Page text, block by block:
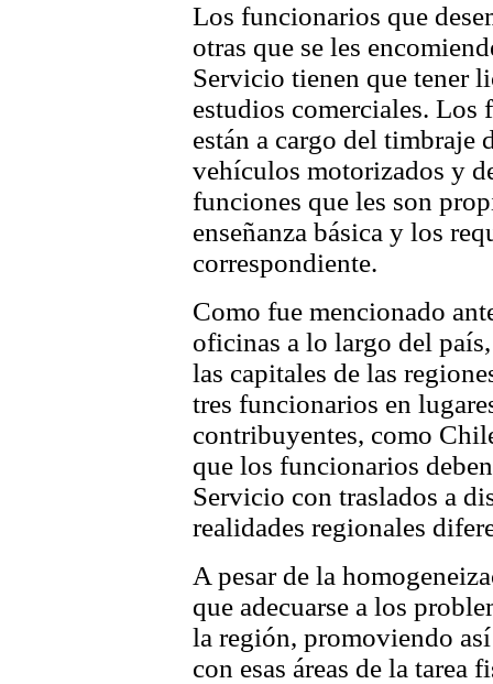
Los funcionarios que
otras que se les
Servicio tienen que tener
estudios comerciales.
están a cargo del timbraje
vehículos motorizados y
funciones que les son
enseñanza básica y los
correspondiente.
Como fue mencionado
oficinas a lo largo del
las capitales de las
tres funcionarios en
contribuyentes, como
que los funcionarios
Servicio con traslados a
realidades regionales
A pesar de la
que adecuarse a los
la región, promoviendo
con esas áreas de la tarea